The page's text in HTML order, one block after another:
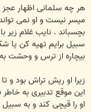
هر چه سلمانی اظهار
میسر نیست و او نمی
بچسباند . نایب غلام
سبیل برایم تهیه کن یا
بیچاره از ترس و وحشت
زیرا او ریش تراش بود و
این موقع تدبیری به
او را قیچی کند و به